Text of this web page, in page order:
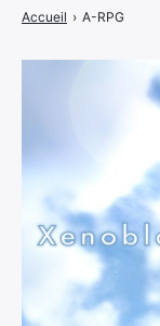
Accueil › A-RPG